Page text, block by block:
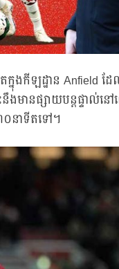
នុងកីឡដ្ឋាន Anfield ដែ
មានផ្សាយបន្តផ្ទាល់ន
០នាទីតទៅ។